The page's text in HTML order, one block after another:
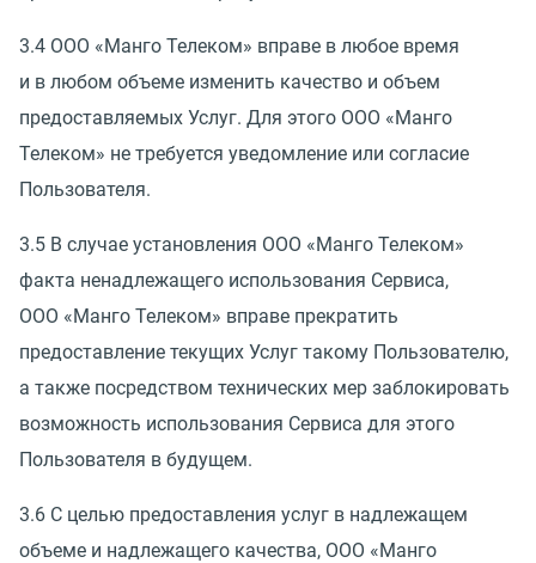
3.4 ООО «Манго Телеком» вправе в любое время
и в любом объеме изменить качество и объем
предоставляемых Услуг. Для этого ООО «Манго
Телеком» не требуется уведомление или согласие
Пользователя.
3.5 В случае установления ООО «Манго Телеком»
факта ненадлежащего использования Сервиса,
ООО «Манго Телеком» вправе прекратить
предоставление текущих Услуг такому Пользователю,
а также посредством технических мер заблокировать
возможность использования Сервиса для этого
Пользователя в будущем.
3.6 С целью предоставления услуг в надлежащем
объеме и надлежащего качества, ООО «Манго